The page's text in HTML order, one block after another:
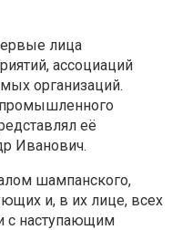
лица
ассоциаций
организаций.
её
Иванович.
шампанского,
и, в их лице, всех
с наступающим